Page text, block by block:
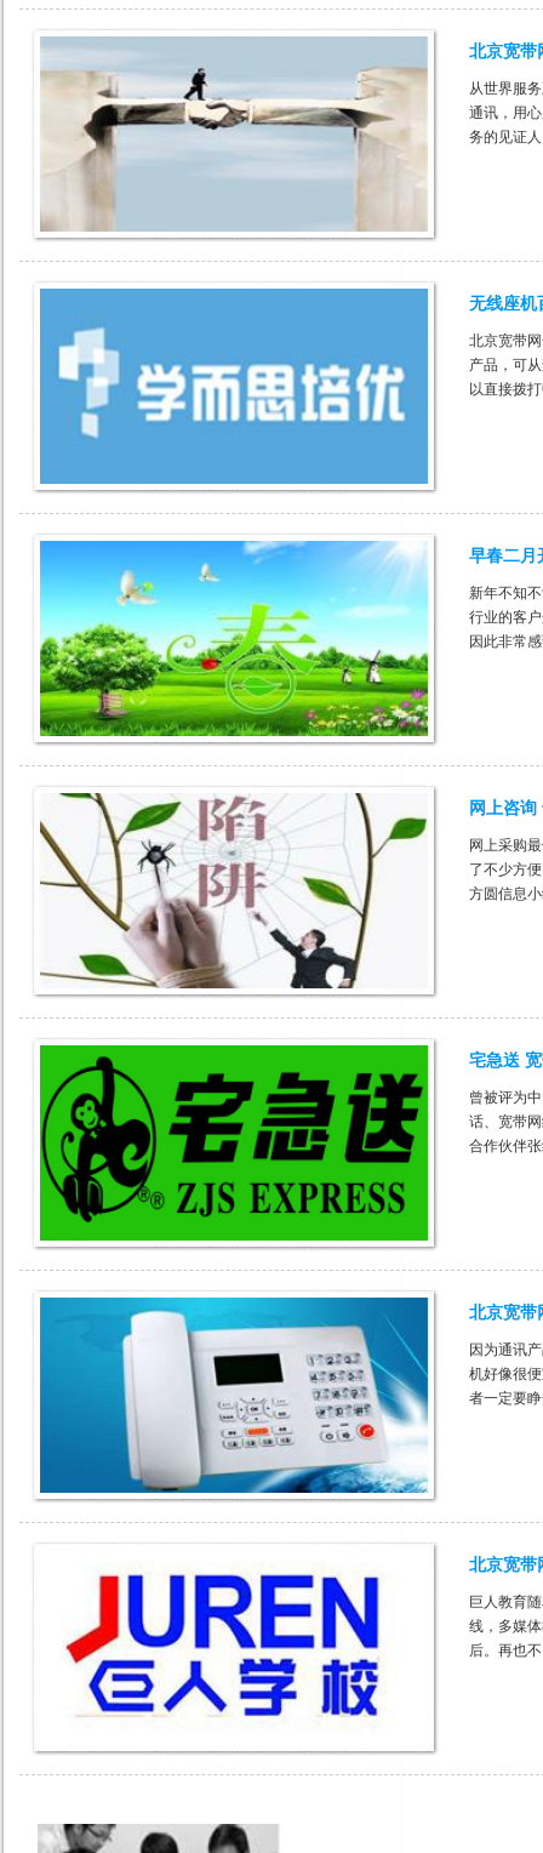
北京宽带
从世界服
通讯，用
务的见证
无线座机
北京宽带
产品，可
以直接拨
早春二月
新年不知
行业的客
因此非常
网上咨询
网上采购
了不少方
方圆信息
宅急送
曾被评为
话、宽带
合作伙伴
北京宽带
因为通讯
机好像很
者一定要
北京宽带
巨人教育
线，多媒
后。再也